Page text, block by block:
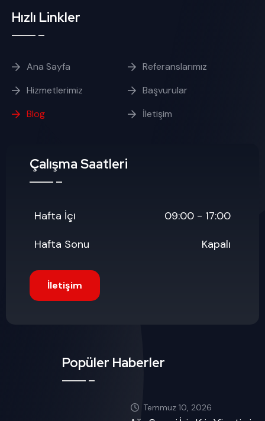
Hızlı Linkler
Ana Sayfa
Referanslarımız
Hizmetlerimiz
Başvurular
Blog
İletişim
Çalışma Saatleri
Hafta İçi
09:00 - 17:00
Hafta Sonu
Kapalı
İletişim
Popüler Haberler
Temmuz 10, 2026